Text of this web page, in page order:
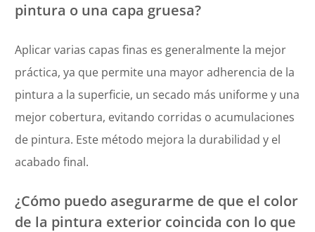
pintura o una capa gruesa?
Aplicar varias capas finas es generalmente la mejor
práctica, ya que permite una mayor adherencia de la
pintura a la superficie, un secado más uniforme y una
mejor cobertura, evitando corridas o acumulaciones
de pintura. Este método mejora la durabilidad y el
acabado final.
¿Cómo puedo asegurarme de que el color
de la pintura exterior coincida con lo que